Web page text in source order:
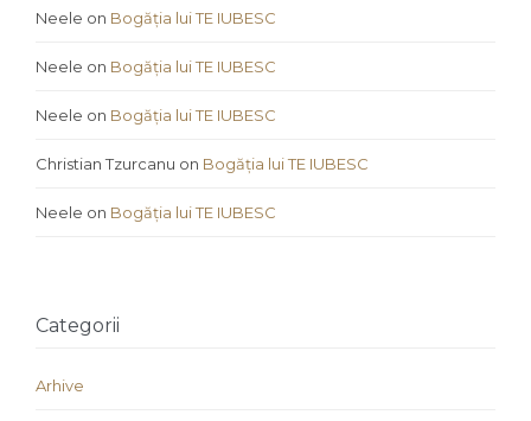
Neele on Bogăția lui TE IUBESC
Neele on Bogăția lui TE IUBESC
Neele on Bogăția lui TE IUBESC
Christian Tzurcanu on Bogăția lui TE IUBESC
Neele on Bogăția lui TE IUBESC
Categorii
Arhive